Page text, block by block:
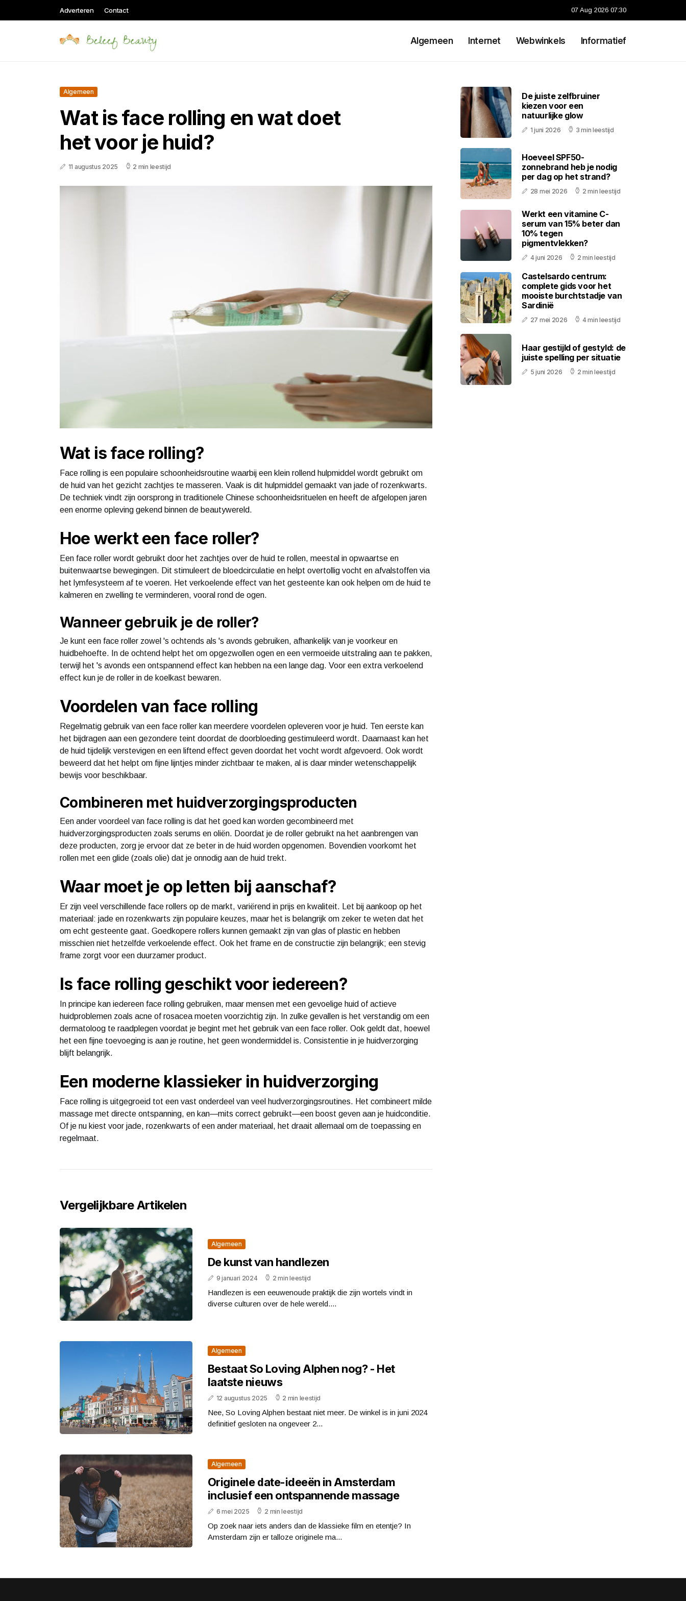
Adverteren Contact 07 Aug 2026 07:30
Algemeen Internet Webwinkels Informatief
Algemeen
Wat is face rolling en wat doet
het voor je huid?
11 augustus 2025 2 min leestijd
Wat is face rolling?
Face rolling is een populaire schoonheidsroutine waarbij een klein rollend hulpmiddel wordt gebruikt om
de huid van het gezicht zachtjes te masseren. Vaak is dit hulpmiddel gemaakt van jade of rozenkwarts.
De techniek vindt zijn oorsprong in traditionele Chinese schoonheidsrituelen en heeft de afgelopen jaren
een enorme opleving gekend binnen de beautywereld.
Hoe werkt een face roller?
Een face roller wordt gebruikt door het zachtjes over de huid te rollen, meestal in opwaartse en
buitenwaartse bewegingen. Dit stimuleert de bloedcirculatie en helpt overtollig vocht en afvalstoffen via
het lymfesysteem af te voeren. Het verkoelende effect van het gesteente kan ook helpen om de huid te
kalmeren en zwelling te verminderen, vooral rond de ogen.
Wanneer gebruik je de roller?
Je kunt een face roller zowel 's ochtends als 's avonds gebruiken, afhankelijk van je voorkeur en
huidbehoefte. In de ochtend helpt het om opgezwollen ogen en een vermoeide uitstraling aan te pakken,
terwijl het 's avonds een ontspannend effect kan hebben na een lange dag. Voor een extra verkoelend
effect kun je de roller in de koelkast bewaren.
Voordelen van face rolling
Regelmatig gebruik van een face roller kan meerdere voordelen opleveren voor je huid. Ten eerste kan
het bijdragen aan een gezondere teint doordat de doorbloeding gestimuleerd wordt. Daarnaast kan het
de huid tijdelijk verstevigen en een liftend effect geven doordat het vocht wordt afgevoerd. Ook wordt
beweerd dat het helpt om fijne lijntjes minder zichtbaar te maken, al is daar minder wetenschappelijk
bewijs voor beschikbaar.
Combineren met huidverzorgingsproducten
Een ander voordeel van face rolling is dat het goed kan worden gecombineerd met
huidverzorgingsproducten zoals serums en oliën. Doordat je de roller gebruikt na het aanbrengen van
deze producten, zorg je ervoor dat ze beter in de huid worden opgenomen. Bovendien voorkomt het
rollen met een glide (zoals olie) dat je onnodig aan de huid trekt.
Waar moet je op letten bij aanschaf?
Er zijn veel verschillende face rollers op de markt, variërend in prijs en kwaliteit. Let bij aankoop op het
materiaal: jade en rozenkwarts zijn populaire keuzes, maar het is belangrijk om zeker te weten dat het
om echt gesteente gaat. Goedkopere rollers kunnen gemaakt zijn van glas of plastic en hebben
misschien niet hetzelfde verkoelende effect. Ook het frame en de constructie zijn belangrijk; een stevig
frame zorgt voor een duurzamer product.
Is face rolling geschikt voor iedereen?
In principe kan iedereen face rolling gebruiken, maar mensen met een gevoelige huid of actieve
huidproblemen zoals acne of rosacea moeten voorzichtig zijn. In zulke gevallen is het verstandig om een
dermatoloog te raadplegen voordat je begint met het gebruik van een face roller. Ook geldt dat, hoewel
het een fijne toevoeging is aan je routine, het geen wondermiddel is. Consistentie in je huidverzorging
blijft belangrijk.
Een moderne klassieker in huidverzorging
Face rolling is uitgegroeid tot een vast onderdeel van veel hudverzorgingsroutines. Het combineert milde
massage met directe ontspanning, en kan—mits correct gebruikt—een boost geven aan je huidconditie.
Of je nu kiest voor jade, rozenkwarts of een ander materiaal, het draait allemaal om de toepassing en
regelmaat.
Vergelijkbare Artikelen
Algemeen
De kunst van handlezen
9 januari 2024 2 min leestijd
Handlezen is een eeuwenoude praktijk die zijn wortels vindt in
diverse culturen over de hele wereld....
Algemeen
Bestaat So Loving Alphen nog? - Het
laatste nieuws
12 augustus 2025 2 min leestijd
Nee, So Loving Alphen bestaat niet meer. De winkel is in juni 2024
definitief gesloten na ongeveer 2...
Algemeen
Originele date-ideeën in Amsterdam
inclusief een ontspannende massage
6 mei 2025 2 min leestijd
Op zoek naar iets anders dan de klassieke film en etentje? In
Amsterdam zijn er talloze originele ma...
De juiste zelfbruiner
kiezen voor een
natuurlijke glow
1 juni 2026 3 min leestijd
Hoeveel SPF50-
zonnebrand heb je nodig
per dag op het strand?
28 mei 2026 2 min leestijd
Werkt een vitamine C-
serum van 15% beter dan
10% tegen
pigmentvlekken?
4 juni 2026 2 min leestijd
Castelsardo centrum:
complete gids voor het
mooiste burchtstadje van
Sardinië
27 mei 2026 4 min leestijd
Haar gestijld of gestyld: de
juiste spelling per situatie
5 juni 2026 2 min leestijd